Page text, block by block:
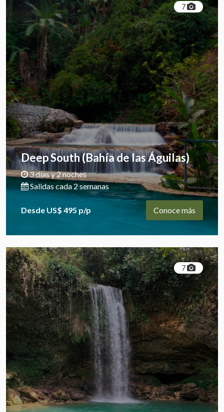
7
Deep South (Bahía de las Águilas)
3 días y 2 noches
Salidas cada 2 semanas
Desde US$ 495 p/p Conoce más
7